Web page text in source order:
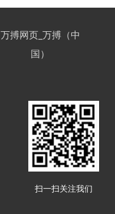
万搏网页_万搏（中
国）
扫一扫关注我们